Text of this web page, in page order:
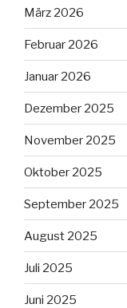
März 2026
Februar 2026
Januar 2026
Dezember 2025
November 2025
Oktober 2025
September 2025
August 2025
Juli 2025
Juni 2025